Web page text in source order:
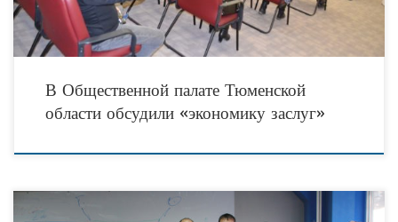
В Общественной палате Тюменской
области обсудили «экономику заслуг»